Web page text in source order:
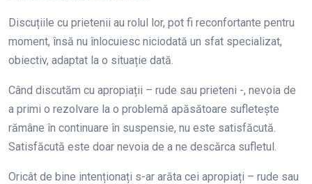
Discuțiile cu prietenii au rolul lor, pot fi reconfortante pentru
moment, însă nu înlocuiesc niciodată un sfat specializat,
obiectiv, adaptat la o situație dată.
Când discutăm cu apropiații – rude sau prieteni -, nevoia de
a primi o rezolvare la o problemă apăsătoare sufletește
rămâne în continuare în suspensie, nu este satisfăcută.
Satisfăcută este doar nevoia de a ne descărca sufletul.
Oricât de bine intenționați s-ar arăta cei apropiați – rude sau